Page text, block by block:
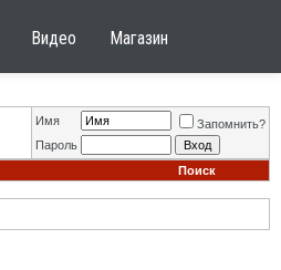
Видео Магазин
Имя
Запомнить?
Пароль
Поиск